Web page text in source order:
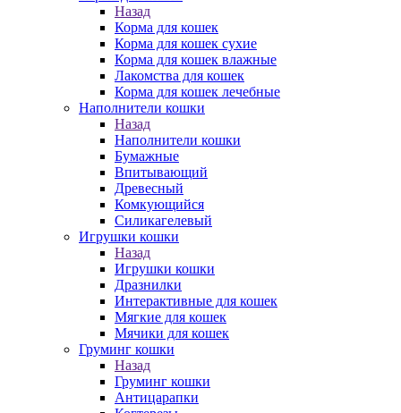
Назад
Корма для кошек
Корма для кошек сухие
Корма для кошек влажные
Лакомства для кошек
Корма для кошек лечебные
Наполнители кошки
Назад
Наполнители кошки
Бумажные
Впитывающий
Древесный
Комкующийся
Силикагелевый
Игрушки кошки
Назад
Игрушки кошки
Дразнилки
Интерактивные для кошек
Мягкие для кошек
Мячики для кошек
Груминг кошки
Назад
Груминг кошки
Антицарапки